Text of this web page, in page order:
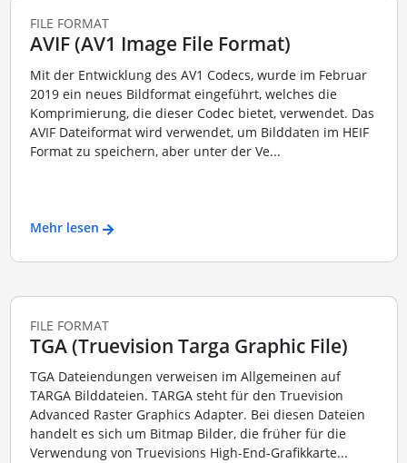
FILE FORMAT
AVIF (AV1 Image File Format)
Mit der Entwicklung des AV1 Codecs, wurde im Februar
2019 ein neues Bildformat eingeführt, welches die
Komprimierung, die dieser Codec bietet, verwendet. Das
AVIF Dateiformat wird verwendet, um Bilddaten im HEIF
Format zu speichern, aber unter der Ve...
Mehr lesen
FILE FORMAT
TGA (Truevision Targa Graphic File)
TGA Dateiendungen verweisen im Allgemeinen auf
TARGA Bilddateien. TARGA steht für den Truevision
Advanced Raster Graphics Adapter. Bei diesen Dateien
handelt es sich um Bitmap Bilder, die früher für die
Verwendung von Truevisions High-End-Grafikkarte...